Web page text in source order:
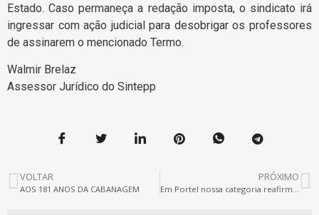
Estado. Caso permaneça a redação imposta, o sindicato irá
ingressar com ação judicial para desobrigar os professores
de assinarem o mencionado Termo.
Walmir Brelaz
Assessor Jurídico do Sintepp
VOLTAR
AOS 181 ANOS DA CABANAGEM
PRÓXIMO